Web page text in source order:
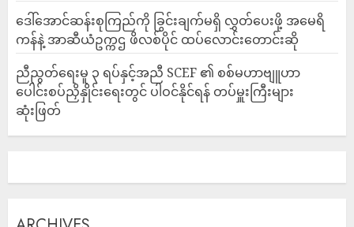
ဒေါ်အောင်ဆန်းစုကြည်ကို ခြွင်းချက်မရှိ လွှတ်ပေးဖို့ အမေရိ
ကန်နဲ့ အာဆီယံဥက္ကဌ ဖိလစ်ပိုင် ထပ်လောင်းတောင်းဆို
ညီညွတ်ရေးမူ ၃ ရပ်နှင့်အညီ SCEF ၏ စစ်မဟာဗျူဟာ
ပေါင်းစပ်ညှိနှိုင်းရေးတွင် ပါဝင်နိုင်ရန် တပ်မှူးကြီးများ
ဆုံးဖြတ်